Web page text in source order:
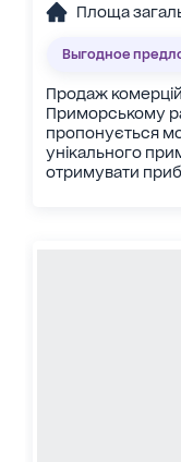
Площа
Выгодное
Продаж
Приморському
пропонується
унікального
отримувати